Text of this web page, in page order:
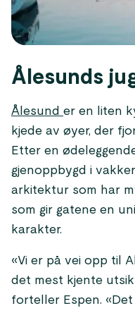
Ålesunds
Ålesund er en liten
kjede av øyer, der
Etter en
gjenoppbygd i
arkitektur som har
som gir gatene en
karakter.
«Vi er på vei opp til
det mest kjente
forteller Espen.